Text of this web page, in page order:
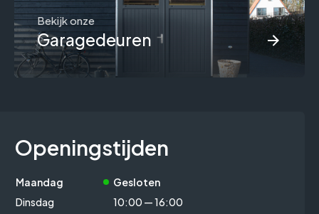
Bekijk onze
Garagedeuren
Openingstijden
Maandag
Gesloten
Dinsdag
10:00 — 16:00